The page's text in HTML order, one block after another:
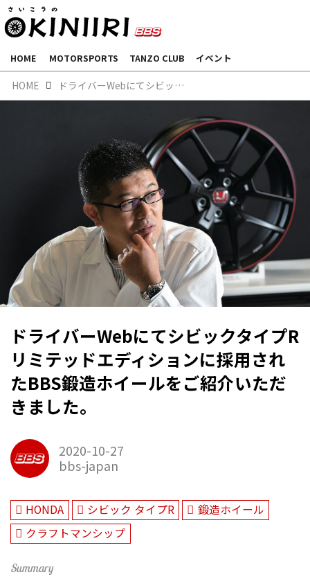
HOME MOTORSPORTS TANZO CLUB イベント
HOME ドライバーWebにてシビックタイプR リミテッドエディションに採用されたBBS鍛造ホイールをご紹介いただきました。
ドライバーWebにてシビックタイプR
リミテッドエディションに採用され
たBBS鍛造ホイールをご紹介いただ
きました。
2020-10-27
bbs-japan
HONDA シビック タイプR
鍛造ホイール
クラフトマンシップ